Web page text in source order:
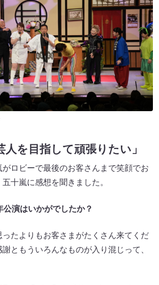
人を目指して頑張りたい」
ロビーで最後のお客さんまで笑顔でお
十嵐に感想を聞きました。
演はいかがでしたか？
たよりもお客さまがたくさん来てくだ
ともういろんなものが入り混じって、